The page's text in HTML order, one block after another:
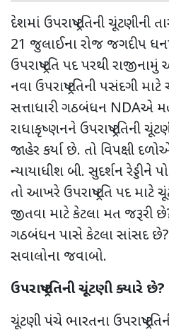
દેશમાં ઉપરાષ્ટ્રપતિની
21 જુલાઈના રોજ જગદીપ
ઉપરાષ્ટ્રપતિ પદ પરથી
નવા ઉપરાષ્ટ્રપતિની પસંદગી
સત્તાધારી ગઠબંધન NDAએ
રાધાકૃષ્ણનને ઉપરાષ્ટ્રપતિની
જાહેર કર્યા છે. તો વિપક્ષી
ન્યાયાધીશ બી. સુદર્શન રેડ્ડીને
તો આખરે ઉપરાષ્ટ્રપતિ પદ માટે
જીતવા માટે કેટલા મત જરૂરી છે
ગઠબંધન પાસે કેટલા સાંસદ છે?
સવાલોના જવાબો.
ઉપરાષ્ટ્રપતિની ચૂંટણી ક્યારે છે?
ચૂંટણી પંચે ભારતના